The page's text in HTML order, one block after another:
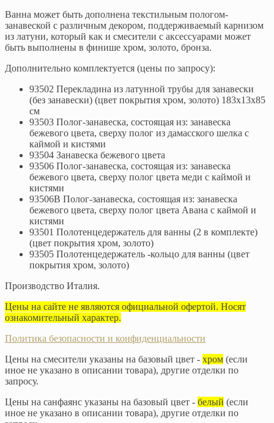
Ванна может быть дополнена текстильным пологом-
занавеской с различным декором, поддерживаемый карнизом
из латуни, который как и смесители с аксессуарами может
быть выполнены в финише хром, золото, бронза.
Дополнительно комплектуется (цены по запросу):
93502 Перекладина из латунной трубы для занавески
(без занавески) (цвет покрытия хром, золото) 183х13х85
см
93503 Полог-занавеска, состоящая из: занавеска
бежевого цвета, сверху полог из дамасского шелка с
каймой и кистями
93504 Занавеска бежевого цвета
93506 Полог-занавеска, состоящая из: занавеска
бежевого цвета, сверху полог цвета меди с каймой и
кистями
93506B Полог-занавеска, состоящая из: занавеска
бежевого цвета, сверху полог цвета Авана с каймой и
кистями
93501 Полотенцедержатель для ванны (2 в комплекте)
(цвет покрытия хром, золото)
93505 Полотенцедержатель -кольцо для ванны (цвет
покрытия хром, золото)
Производство Италия.
Цены на сайте не являются официальной офертой. Носят
ознакомительный характер.
Политика безопасности и конфиденциальности
Цены на смесители указаны на базовый цвет - хром (если
иное не указано в описании товара), другие отделки по
запросу.
Цены на санфаянс указаны на базовый цвет - белый (если
иное не указано в описании товара), другие отделки по